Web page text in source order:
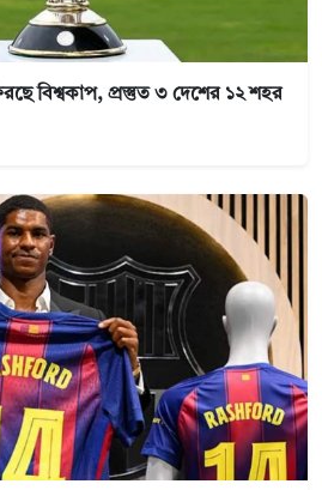
বিশ্বকাপ, প্রস্তুত ৩ দেশের ১২ শহর